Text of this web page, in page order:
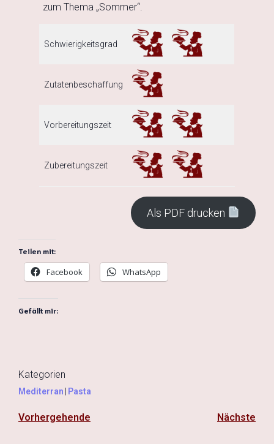
zum Thema „Sommer“.
Schwierigkeitsgrad
Zutatenbeschaffung
Vorbereitungszeit
Zubereitungszeit
Als PDF drucken
Teilen mit:
Facebook WhatsApp
Gefällt mir:
Kategorien
Mediterran | Pasta
Vorhergehende Nächste